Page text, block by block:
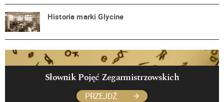
Historia marki Glycine
Słownik Pojęć Zegarmistrzowskich
PRZEJDŹ